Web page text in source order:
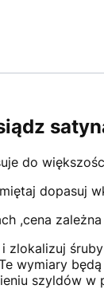
do
dopasuj
,cena
wymiary
szyldów w